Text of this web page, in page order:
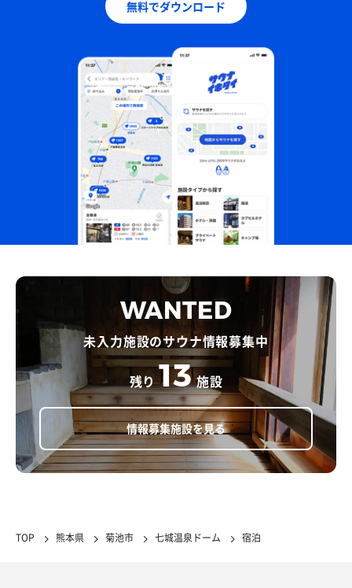
無料でダウンロード
WANTED
未入力施設のサウナ情報募集中
残り 13 施設
情報募集施設を見る
TOP 熊本県 菊池市 七城温泉ドーム 宿泊